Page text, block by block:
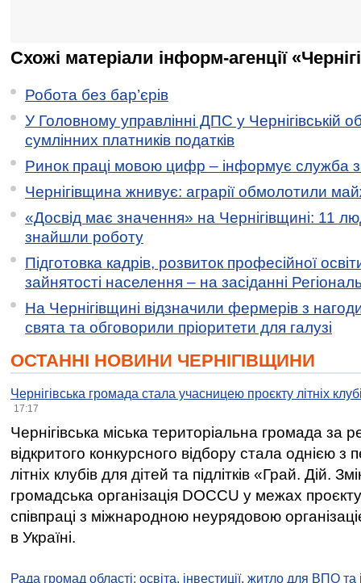
Схожі матеріали інформ-агенції
Робота без бар’єрів
У Головному управлінні ДПС у Чернігівській
сумлінних платників податків
Ринок праці мовою цифр – інформує служба
Чернігівщина жнивує: аграрії обмолотили
«Досвід має значення» на Чернігівщині: 11
знайшли роботу
Підготовка кадрів, розвиток професійної
зайнятості населення – на засіданні
На Чернігівщині відзначили фермерів з
свята та обговорили пріоритети для галузі
ОСТАННІ НОВИНИ ЧЕРНІГІВЩИНИ
Чернігівська громада стала учасницею проєкту літніх
17:17
Чернігівська міська територіальна громада за
відкритого конкурсного відбору стала однією
літніх клубів для дітей та підлітків «Грай. Дій.
громадська організація DOCCU у межах
співпраці з міжнародною неурядовою
в Україні.
Рада громад області: освіта, інвестиції, житло для ВПО